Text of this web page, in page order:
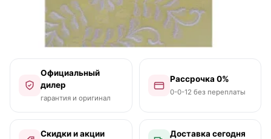
Официальный
дилер
гарантия и оригинал
Рассрочка 0%
0-0-12 без переплаты
Скидки и акции Доставка сегодня